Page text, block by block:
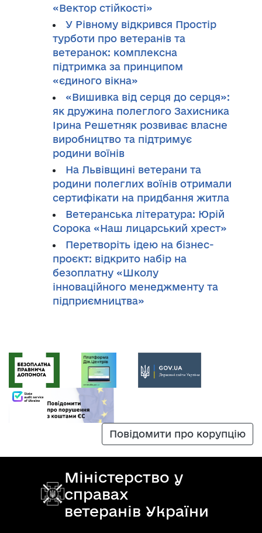
«Вектор стійкості»
У Рівному відкрився Простір
турботи про ветеранів та
ветеранок: комплексна
підтримка за принципом
«єдиного вікна»
«Вишивка від серця до серця»:
як дружина полеглого Захисника
Ірина Решетняк розвиває власне
виробництво та підтримує
родини воїнів
На Львівщині ветерани та
родини полеглих воїнів отримали
сертифікати на придбання житла
Ветеранська література: Юрій
Сорока «Наш лицарський хрест»
Перетворіть ідею на бізнес-
проєкт: відкрито набір на
безоплатну «Школу
інноваційного менеджменту та
підприємництва»
Повідомити про корупцію
Міністерство у
справах
ветеранів України